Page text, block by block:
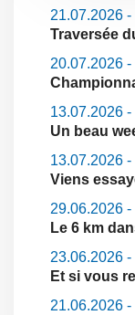
21.07.2026
Traversée
20.07.2026
13.07.2026
Un beau
13.07.2026
Viens
29.06.2026
Le 6 km
23.06.2026
Et si vous
21.06.2026